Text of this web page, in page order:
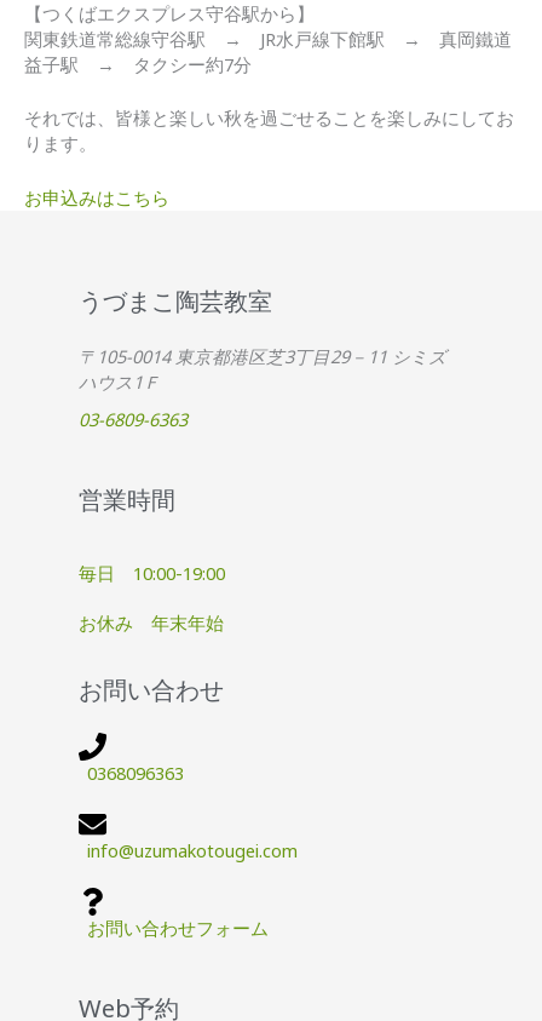
【つくばエクスプレス守谷駅から】
関東鉄道常総線守谷駅 → JR水戸線下館駅 → 真岡鐵道
益子駅 → タクシー約7分
それでは、皆様と楽しい秋を過ごせることを楽しみにしてお
ります。
お申込みはこちら
うづまこ陶芸教室
〒105-0014 東京都港区芝3丁目29－11 シミズ
ハウス1Ｆ
03-6809-6363
営業時間
毎日 10:00-19:00
お休み 年末年始
お問い合わせ
0368096363
info@uzumakotougei.com
お問い合わせフォーム
Web予約